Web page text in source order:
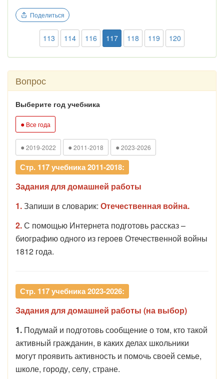
Поделиться
113 114 116 117 118 119 120
Вопрос
Выберите год учебника
● Все года
● 2019-2022 ● 2011-2018 ● 2023-2026
Стр. 117 учебника 2011-2018:
Задания для домашней работы
1.Запиши в словарик: Отечественная война.
2.С помощью Интернета подготовь рассказ –
биографию одного из героев Отечественной войны
1812 года.
Стр. 117 учебника 2023-2026:
Задания для домашней работы (на выбор)
1. Подумай и подготовь сообщение о том, кто такой
активный гражданин, в каких делах школьники
могут проявить активность и помочь своей семье,
школе, городу, селу, стране.